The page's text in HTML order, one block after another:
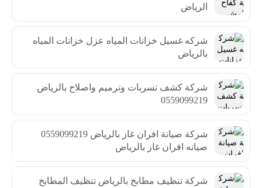
الرياض
شركه غسيل خزانات المياه عزل خزانات المياه
بالرياض
شركة كشف تسربات وترميم واصلاح بالرياض
0559099219
شركة صيانة افران غاز بالرياض 0559099219
صيانه افران غاز بالرياض
شركة تنظيف مطابخ بالرياض تنظيف المطابخ